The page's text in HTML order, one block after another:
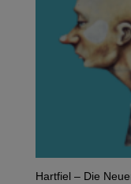
Hartfiel – Die